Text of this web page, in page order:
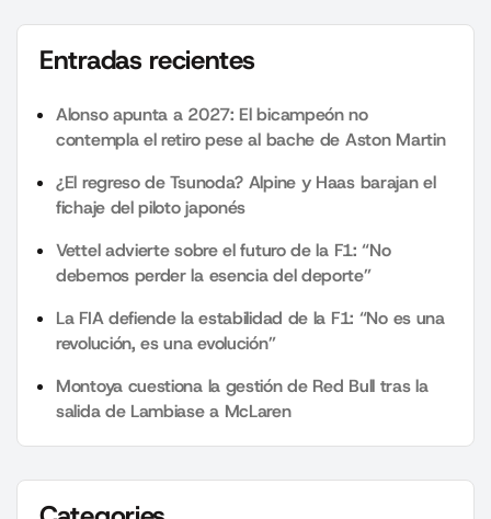
Entradas recientes
Alonso apunta a 2027: El bicampeón no
contempla el retiro pese al bache de Aston Martin
¿El regreso de Tsunoda? Alpine y Haas barajan el
fichaje del piloto japonés
Vettel advierte sobre el futuro de la F1: “No
debemos perder la esencia del deporte”
La FIA defiende la estabilidad de la F1: “No es una
revolución, es una evolución”
Montoya cuestiona la gestión de Red Bull tras la
salida de Lambiase a McLaren